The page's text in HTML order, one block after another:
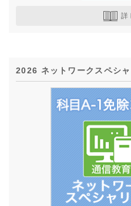
詳
2026 ネットワークスペシ